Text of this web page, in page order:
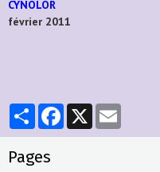
CYNOLOR
février 2011
PartagerFacebook
X
Pages